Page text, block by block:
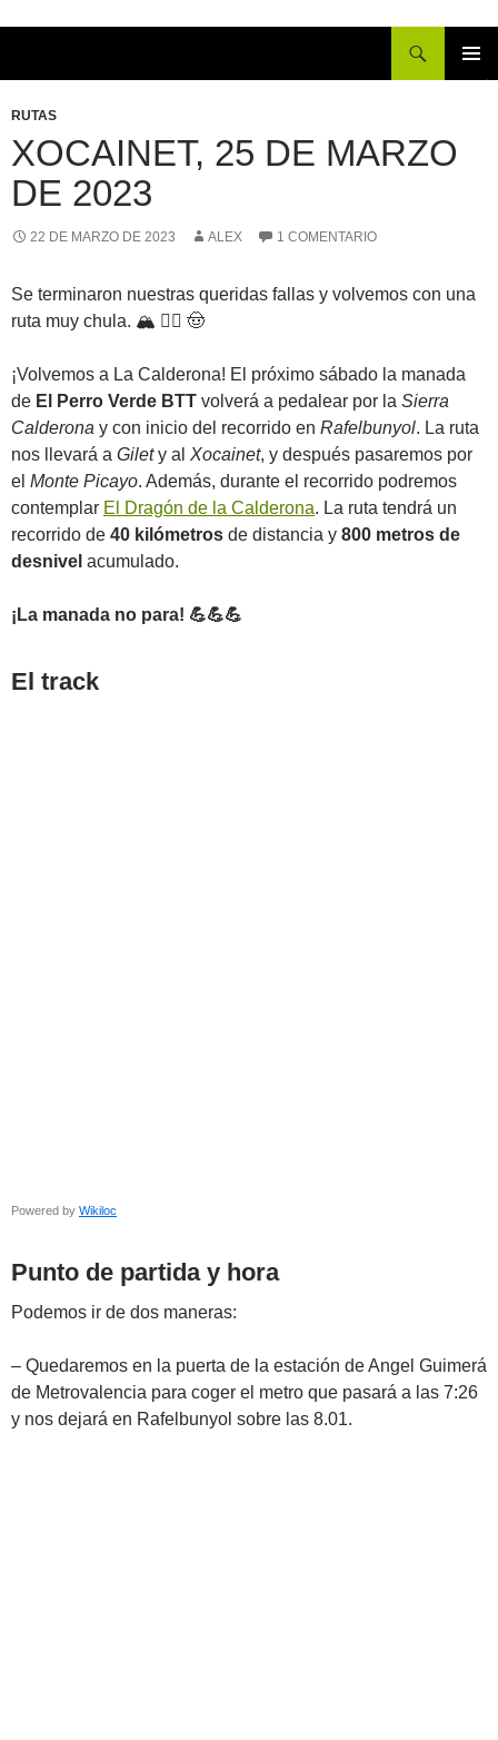
CONTENIDO
RUTAS
XOCAINET, 25 DE MARZO
DE 2023
22 DE MARZO DE 2023 ALEX 1 COMENTARIO
Se terminaron nuestras queridas fallas y volvemos con una
ruta muy chula. 🏔 🚴‍♂️ 🤠
¡Volvemos a La Calderona! El próximo sábado la manada
de El Perro Verde BTT volverá a pedalear por la Sierra
Calderona y con inicio del recorrido en Rafelbunyol. La ruta
nos llevará a Gilety al Xocainet, y después pasaremos por
el Monte Picayo. Además, durante el recorrido podremos
contemplar El Dragón de la Calderona. La ruta tendrá un
recorrido de 40 kilómetros de distancia y 800 metros de
desnivel acumulado.
¡La manada no para! 💪💪💪
El track
Powered by Wikiloc
Punto de partida y hora
Podemos ir de dos maneras:
– Quedaremos en la puerta de la estación de Angel Guimerá
de Metrovalencia para coger el metro que pasará a las 7:26
y nos dejará en Rafelbunyol sobre las 8.01.